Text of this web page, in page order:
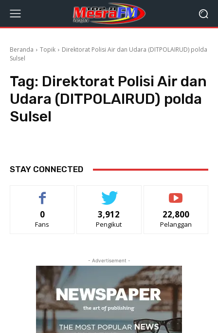
Beranda Topik
Direktorat Polisi Air dan Udara (DITPOLAIRUD) polda
Sulsel
Tag: Direktorat Polisi Air dan
Udara (DITPOLAIRUD) polda
Sulsel
STAY CONNECTED
0
Fans
3,912
Pengikut
22,800
Pelanggan
- Advertisement -